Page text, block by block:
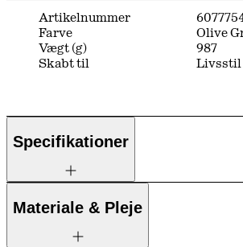
Artikelnummer
Farve
Olive
Vægt (g)
987
Skabt til
Livsstil
Specifikationer
Materiale & Pleje